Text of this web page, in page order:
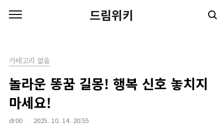
드림위키
카테고리 없음
놀라운 똥꿈 길몽! 행복 신호 놓치지
마세요!
dr00 2025. 10. 14. 20:55